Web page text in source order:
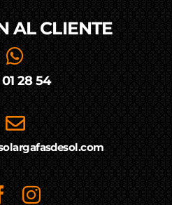
AL CLIENTE
01 28 54